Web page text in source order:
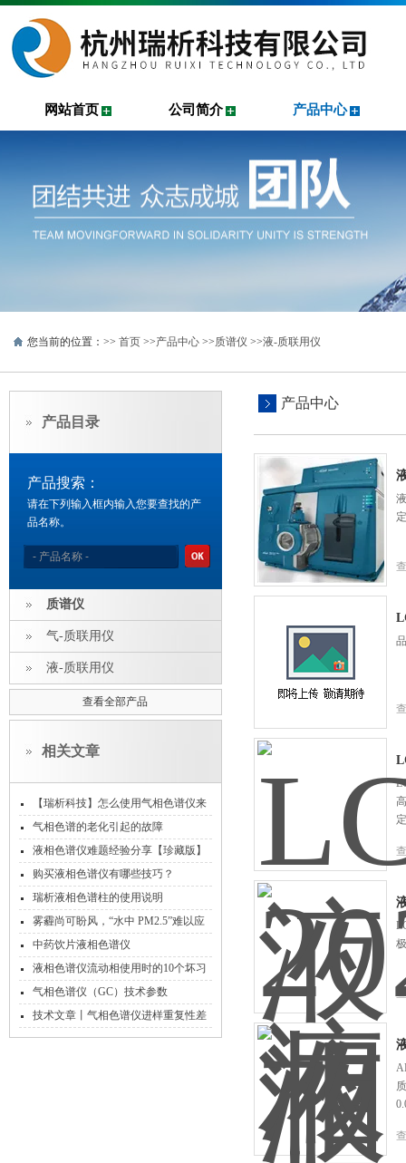
网站首页 公司简介 产品中心
您当前的位置：>> 首页 >>产品中心 >>质谱仪 >>液-质联用仪
产品目录
产品搜索：
请在下列输入框内输入您要查找的产
品名称。
质谱仪
气-质联用仪
液-质联用仪
查看全部产品
相关文章
【瑞析科技】怎么使用气相色谱仪来
检测香烟中的物质？
气相色谱的老化引起的故障
液相色谱仪难题经验分享【珍藏版】
购买液相色谱仪有哪些技巧？
瑞析液相色谱柱的使用说明
雾霾尚可盼风，“水中 PM2.5”难以应
对
中药饮片液相色谱仪
液相色谱仪流动相使用时的10个坏习
惯，你中招了吗？
气相色谱仪（GC）技术参数
技术文章丨气相色谱仪进样重复性差
的真正原因
产品中心